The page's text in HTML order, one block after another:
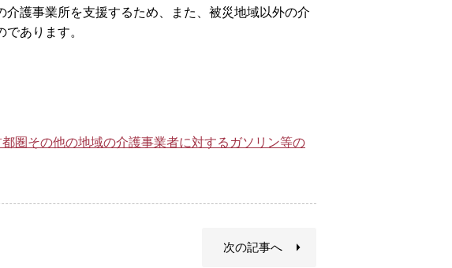
護事業所を支援するため、また、被災地域以外の介
あります。
圏その他の地域の介護事業者に対するガソリン等の
次の記事へ